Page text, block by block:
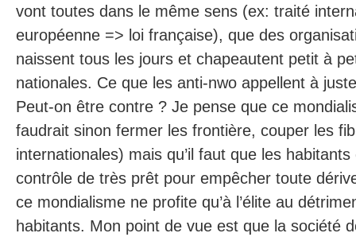
vont toutes dans le même sens (ex: traité
européenne => loi française), que des
naissent tous les jours et chapeautent petit à
nationales. Ce que les anti-nwo appellent à
Peut-on être contre ? Je pense que ce
faudrait sinon fermer les frontière, couper les
internationales) mais qu’il faut que les
contrôle de très prêt pour empêcher toute
ce mondialisme ne profite qu’à l’élite au
habitants. Mon point de vue est que la société